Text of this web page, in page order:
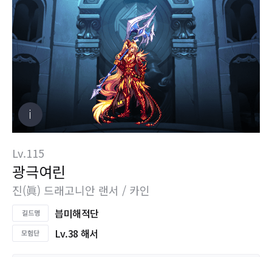
Lv.115
광극여린
진(眞) 드래고니안 랜서 / 카인
븝미해적단
Lv.38 해서